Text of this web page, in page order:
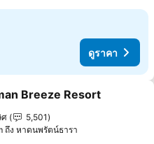
ดูราคา
มในรายการโปรด
Breeze Resort
ศ
5,501
ถึง หาดนพรัตน์ธารา